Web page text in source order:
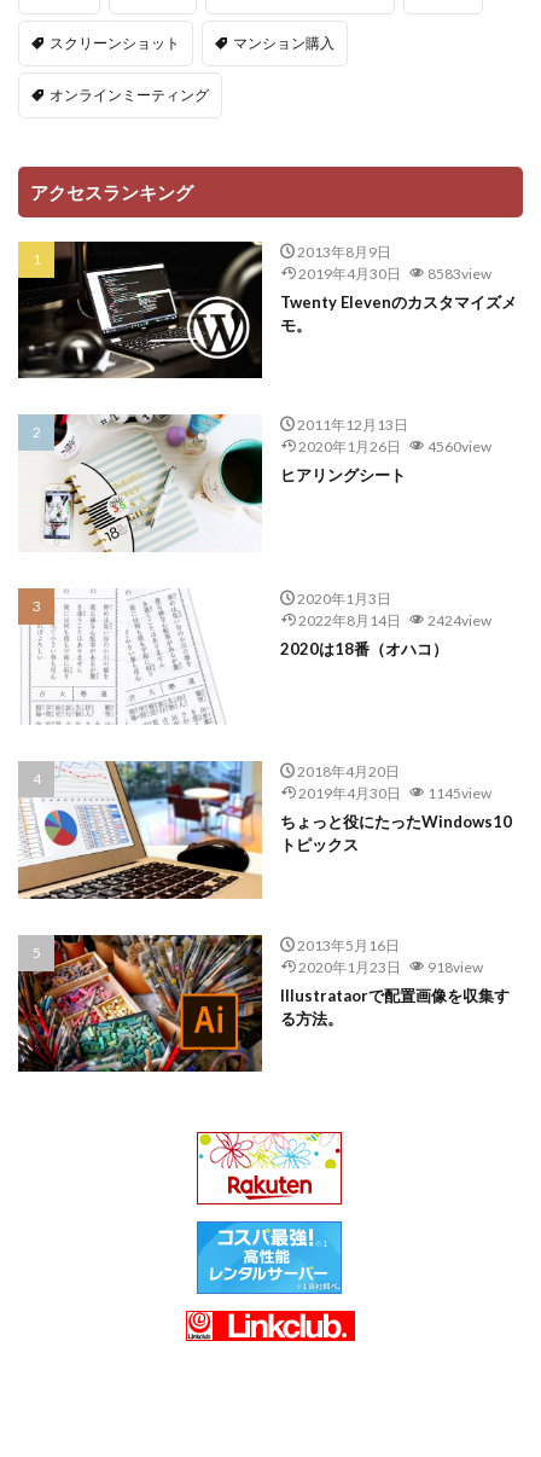
スクリーンショット マンション購入
オンラインミーティング
アクセスランキング
2013年8月9日
2019年4月30日
8583view
Twenty Elevenのカスタマイズメ
モ。
2011年12月13日
2020年1月26日
4560view
ヒアリングシート
2020年1月3日
2022年8月14日
2424view
2020は18番（オハコ）
2018年4月20日
2019年4月30日
1145view
ちょっと役にたったWindows10
トピックス
2013年5月16日
2020年1月23日
918view
Illustrataorで配置画像を収集す
る方法。